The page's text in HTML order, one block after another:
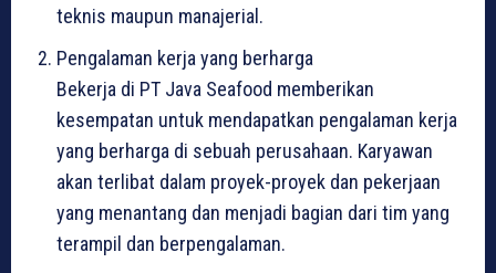
teknis maupun manajerial.
Pengalaman kerja yang berharga
Bekerja di PT Java Seafood memberikan
kesempatan untuk mendapatkan pengalaman kerja
yang berharga di sebuah perusahaan. Karyawan
akan terlibat dalam proyek-proyek dan pekerjaan
yang menantang dan menjadi bagian dari tim yang
terampil dan berpengalaman.